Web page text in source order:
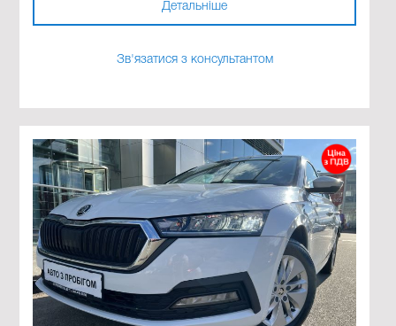
Детальніше
Зв'язатися з консультантом